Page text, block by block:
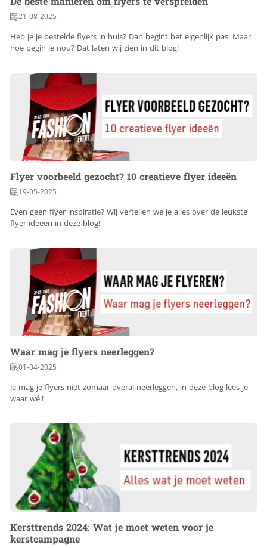
21-08-2025
Heb je je bestelde flyers in huis? Dan begint het eigenlijk pas. Maar
hoe begin je nou? Dat laten wij zien in dit blog!
Flyer voorbeeld gezocht? 10 creatieve flyer ideeën
19-05-2025
Even geen flyer inspiratie? Wij vertellen we je alles over de leukste
flyer ideeën in deze blog!
Waar mag je flyers neerleggen?
01-04-2025
Je mag je flyers niet zomaar overal neerleggen, in deze blog lees je
waar wél!
Kersttrends 2024: Wat je moet weten voor je
kerstcampagne